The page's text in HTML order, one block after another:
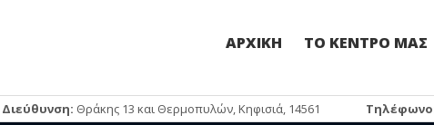
ΑΡΧΙΚΗ ΤΟ ΚΕΝΤΡΟ ΜΑΣ
Διεύθυνση: Θράκης 13 και Θερμοπυλών, Κηφισιά, 14561